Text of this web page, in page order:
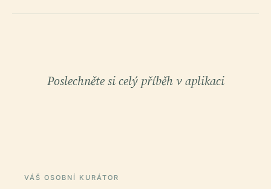
Poslechněte si celý příběh v aplikaci
VÁŠ OSOBNÍ KURÁTOR